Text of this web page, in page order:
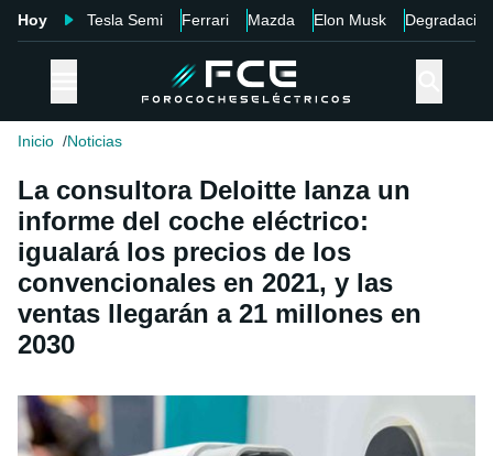
Hoy Tesla Semi Ferrari Mazda Elon Musk Degradación
Inicio Noticias
La consultora Deloitte lanza un
informe del coche eléctrico:
igualará los precios de los
convencionales en 2021, y las
ventas llegarán a 21 millones en
2030